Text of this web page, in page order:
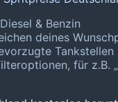
& Benzin
deines
Tankstellen
für z.B.